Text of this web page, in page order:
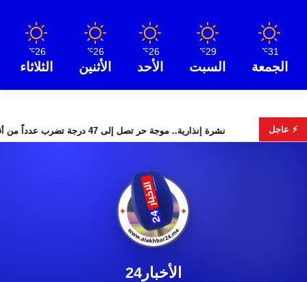
31
℃
الجمعة
29
℃
السبت
26
℃
الأحد
26
℃
الأثنين
26
℃
الثلاثاء
⚡ عاجلعن هويات الضحايا نشرة إنذارية.. موجة حر تصل إلى 47 درجة تضرب عدداً من أقاليم المغرب
الأخبار24